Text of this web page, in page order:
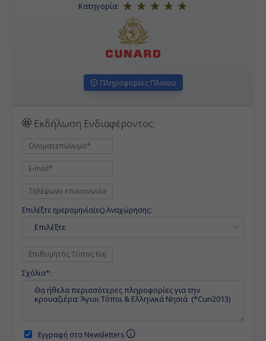
Κατηγορία:
Πληροφορίες Πλοίου
Εκδήλωση Ενδιαφέροντος:
Επιλέξτε ημερομηνία(ες) Αναχώρησης:
Επιλέξτε
Σχόλια*:
Εγγραφή στα Newsletters